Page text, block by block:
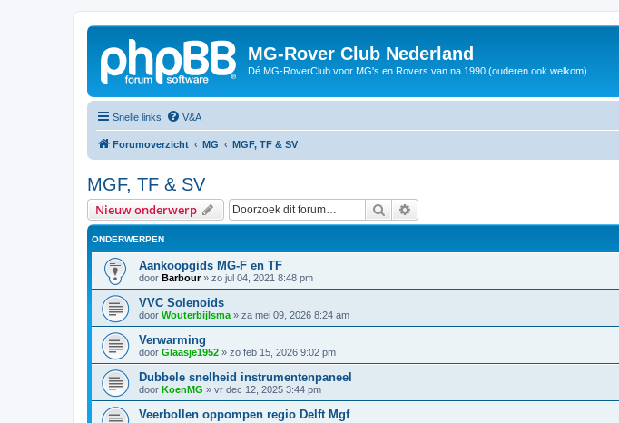
MG-Rover Club Nederland
Dé MG-RoverClub voor MG's en Rovers van na 1990 (ouderen ook welkom)
Snelle links V&A
Forumoverzicht MG MGF, TF & SV
MGF, TF & SV
Nieuw onderwerp Zoek
ONDERWERPEN
Aankoopgids MG-F en TF
door Barbour» zo jul 04, 2021 8:48 pm
VVC Solenoids
door Wouterbijlsma » za mei 09, 2026 8:24 am
Verwarming
door Glaasje1952 » zo feb 15, 2026 9:02 pm
Dubbele snelheid instrumentenpaneel
door KoenMG » vr dec 12, 2025 3:44 pm
Veerbollen oppompen regio Delft Mgf